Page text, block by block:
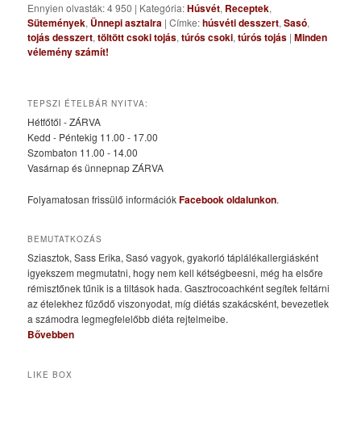
Ennyien olvasták: 4 950 | Kategória:Húsvét, Receptek,
Sütemények, Ünnepi asztalra |Címke:húsvéti desszert,Sasó,
tojás desszert,töltött csoki tojás,túrós csoki,túrós tojás |Minden
vélemény számít!
TEPSZI ÉTELBÁR NYITVA:
Hétfőtől - ZÁRVA
Kedd - Péntekig 11.00 - 17.00
Szombaton 11.00 - 14.00
Vasárnap és ünnepnap ZÁRVA
Folyamatosan frissülő információkFacebook oldalunkon.
BEMUTATKOZÁS
Sziasztok, Sass Erika, Sasó vagyok, gyakorló táplálékallergiásként
igyekszem megmutatni, hogy nem kell kétségbeesni, még ha elsőre
rémisztőnek tűnik is a tiltások hada. Gasztrocoachként segítek feltárni
az ételekhez fűződő viszonyodat, míg diétás szakácsként, bevezetlek
a számodra legmegfelelőbb diéta rejtelmeibe.
Bővebben
LIKE BOX